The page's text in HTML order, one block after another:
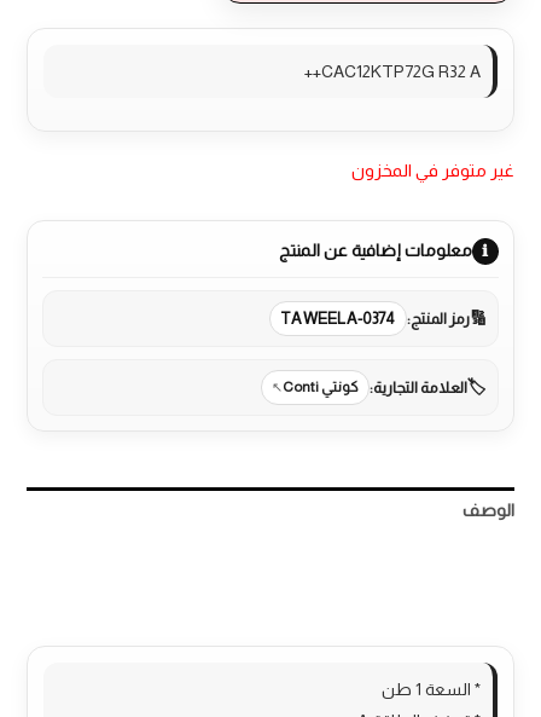
CAC12KTP72G R32 A++
غير متوفر في المخزون
معلومات إضافية عن المنتج
رمز المنتج: TAWEELA-0374
العلامة التجارية: كونتي Conti
الوصف
* السعة 1 طن